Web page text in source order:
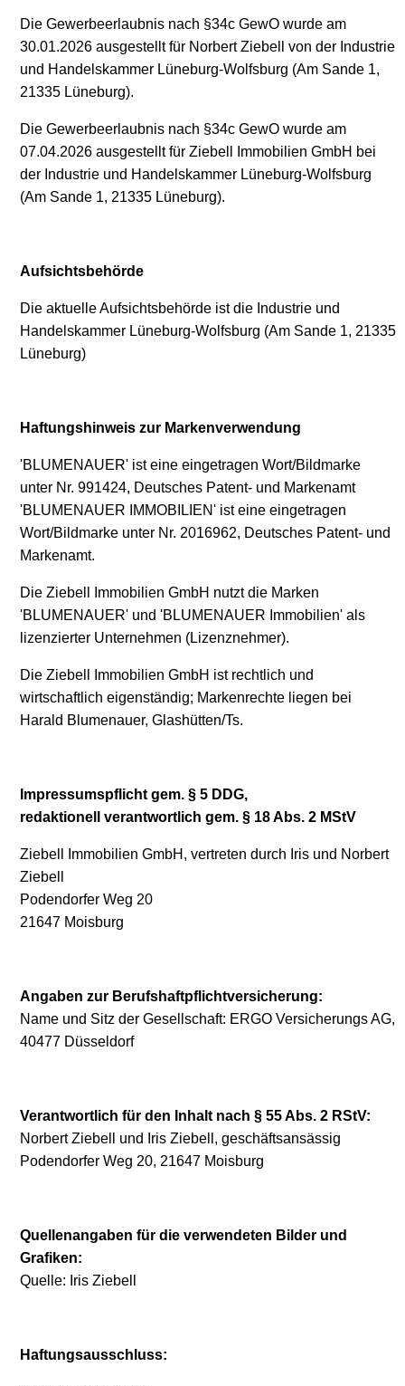
Die Gewerbeerlaubnis nach §34c GewO wurde am
30.01.2026 ausgestellt für Norbert Ziebell von der Industrie
und Handelskammer Lüneburg-Wolfsburg (Am Sande 1,
21335 Lüneburg).
Die Gewerbeerlaubnis nach §34c GewO wurde am
07.04.2026 ausgestellt für Ziebell Immobilien GmbH bei
der Industrie und Handelskammer Lüneburg-Wolfsburg
(Am Sande 1, 21335 Lüneburg).
Aufsichtsbehörde
Die aktuelle Aufsichtsbehörde ist die Industrie und
Handelskammer Lüneburg-Wolfsburg (Am Sande 1, 21335
Lüneburg)
Haftungshinweis zur Markenverwendung
'BLUMENAUER' ist eine eingetragen Wort/Bildmarke
unter Nr. 991424, Deutsches Patent- und Markenamt
'BLUMENAUER IMMOBILIEN' ist eine eingetragen
Wort/Bildmarke unter Nr. 2016962, Deutsches Patent- und
Markenamt.
Die Ziebell Immobilien GmbH nutzt die Marken
'BLUMENAUER' und 'BLUMENAUER Immobilien' als
lizenzierter Unternehmen (Lizenznehmer).
Die Ziebell Immobilien GmbH ist rechtlich und
wirtschaftlich eigenständig; Markenrechte liegen bei
Harald Blumenauer, Glashütten/Ts.
Impressumspflicht gem. § 5 DDG,
redaktionell verantwortlich gem. § 18 Abs. 2 MStV
Ziebell Immobilien GmbH, vertreten durch Iris und Norbert
Ziebell
Podendorfer Weg 20
21647 Moisburg
Angaben zur Berufshaftpflichtversicherung:
Name und Sitz der Gesellschaft: ERGO Versicherungs AG,
40477 Düsseldorf
Verantwortlich für den Inhalt nach § 55 Abs. 2 RStV:
Norbert Ziebell und Iris Ziebell, geschäftsansässig
Podendorfer Weg 20, 21647 Moisburg
Quellenangaben für die verwendeten Bilder und
Grafiken:
Quelle: Iris Ziebell
Haftungsausschluss: